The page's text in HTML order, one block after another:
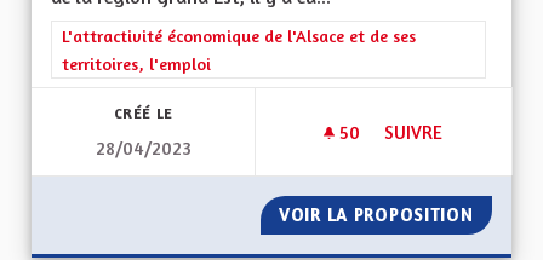
Filtrer les résultats de la catégorie : L'attractivité
L'attractivité économique de l'Alsace et de ses
territoires, l'emploi
CRÉÉ LE
28/04/2023
50 50 ABONNÉS
SUIVRE
VOIR LA PROPOSITION